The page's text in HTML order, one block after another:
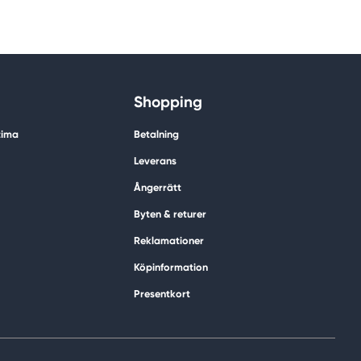
Shopping
Betalning
Leverans
Ångerrätt
Byten & returer
Reklamationer
Köpinformation
Presentkort